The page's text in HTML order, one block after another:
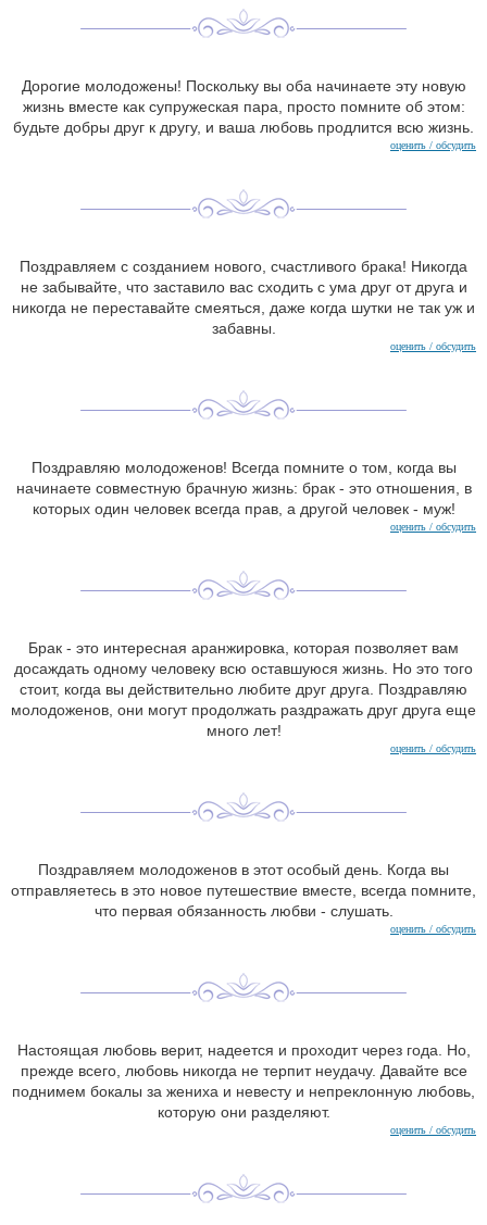
Дорогие молодожены! Поскольку вы оба начинаете эту новую
жизнь вместе как супружеская пара, просто помните об этом:
будьте добры друг к другу, и ваша любовь продлится всю жизнь.
оценить / обсудить
Поздравляем с созданием нового, счастливого брака! Никогда
не забывайте, что заставило вас сходить с ума друг от друга и
никогда не переставайте смеяться, даже когда шутки не так уж и
забавны.
оценить / обсудить
Поздравляю молодоженов! Всегда помните о том, когда вы
начинаете совместную брачную жизнь: брак - это отношения, в
которых один человек всегда прав, а другой человек - муж!
оценить / обсудить
Брак - это интересная аранжировка, которая позволяет вам
досаждать одному человеку всю оставшуюся жизнь. Но это того
стоит, когда вы действительно любите друг друга. Поздравляю
молодоженов, они могут продолжать раздражать друг друга еще
много лет!
оценить / обсудить
Поздравляем молодоженов в этот особый день. Когда вы
отправляетесь в это новое путешествие вместе, всегда помните,
что первая обязанность любви - слушать.
оценить / обсудить
Настоящая любовь верит, надеется и проходит через года. Но,
прежде всего, любовь никогда не терпит неудачу. Давайте все
поднимем бокалы за жениха и невесту и непреклонную любовь,
которую они разделяют.
оценить / обсудить